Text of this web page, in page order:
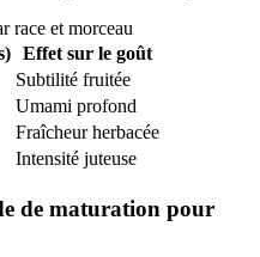
race et morceau
Effet sur le goût
Subtilité fruitée
Umami profond
Fraîcheur herbacée
Intensité juteuse
de maturation pour